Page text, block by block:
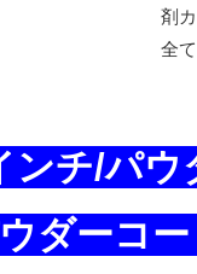
剤
全
ンチ/パ
ダーコ